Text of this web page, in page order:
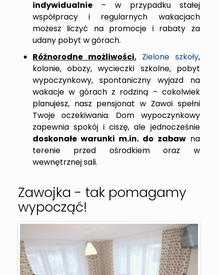
indywidualnie– w przypadku stałej
współpracy i regularnych wakacjach
możesz liczyć na promocje i rabaty za
udany pobyt w górach.
Różnorodne możliwości. Zielone szkoły,
kolonie, obozy, wycieczki szkolne, pobyt
wypoczynkowy, spontaniczny wyjazd na
wakacje w górach z rodziną – cokolwiek
planujesz, nasz pensjonat w Zawoi spełni
Twoje oczekiwania. Dom wypoczynkowy
zapewnia spokój i ciszę, ale jednocześnie
doskonałe warunki m.in. do zabawna
terenie przed ośrodkiem oraz w
wewnętrznej sali.
Zawojka - tak pomagamy
wypocząć!